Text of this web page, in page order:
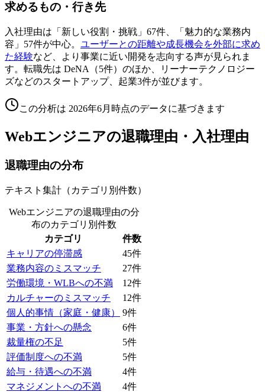
求めるもの・行き先
入社理由は「新しい役割・挑戦」67件、「魅力的な業務内
容」57件が中心。 ユーザーとの距離や成長機会を外部に求め
た経験など、より事業に近い開発を志向する声が見られま
す。転職先は DeNA（5件）のほか、リーナーテクノロジー
ズなどのスタートアップ、起業3件が並びます。
この分析は 2026年6月 時点のデータに基づきます
Webエンジニアの退職理由・入社理由
退職理由の分布
テキスト集計（カテゴリ別件数）
Webエンジニアの退職理由の分
布のカテゴリ別件数
カテゴリ
件数
キャリアの停滞感
45件
業務内容のミスマッチ
27件
労働環境・WLBへの不満
12件
カルチャーのミスマッチ
12件
個人的事情（家庭・健康）
9件
事業・方針への懸念
6件
裁量権の不足
5件
評価制度への不満
5件
給与・待遇への不満
4件
マネジメントへの不満
4件